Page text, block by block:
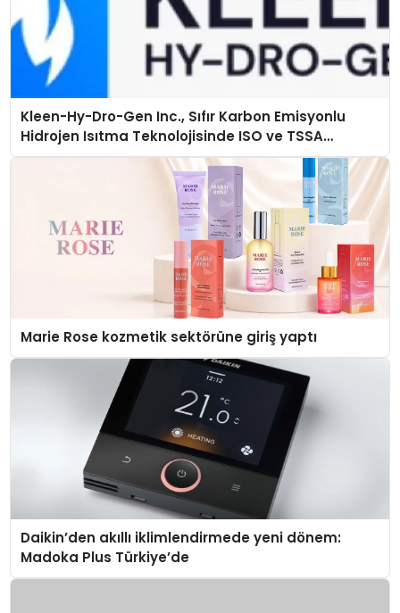
Kleen-Hy-Dro-Gen Inc., Sıfır Karbon Emisyonlu
Hidrojen Isıtma Teknolojisinde ISO ve TSSA
Düzenleyici Onaylarını Aldı
Marie Rose kozmetik sektörüne giriş yaptı
Daikin’den akıllı iklimlendirmede yeni dönem:
Madoka Plus Türkiye’de